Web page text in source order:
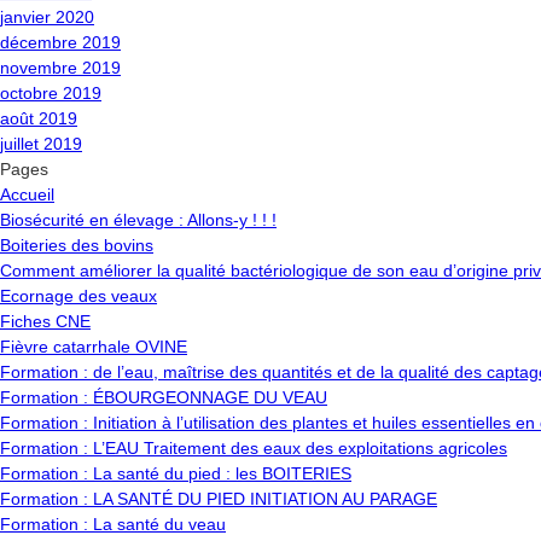
janvier 2020
décembre 2019
novembre 2019
octobre 2019
août 2019
juillet 2019
Pages
Accueil
Biosécurité en élevage : Allons-y ! ! !
Boiteries des bovins
Comment améliorer la qualité bactériologique de son eau d’origine
Ecornage des veaux
Fiches CNE
Fièvre catarrhale OVINE
Formation : de l’eau, maîtrise des quantités et de la qualité des
Formation : ÉBOURGEONNAGE DU VEAU
Formation : Initiation à l’utilisation des plantes et huiles essentielles en
Formation : L’EAU Traitement des eaux des exploitations agricoles
Formation : La santé du pied : les BOITERIES
Formation : LA SANTÉ DU PIED INITIATION AU PARAGE
Formation : La santé du veau